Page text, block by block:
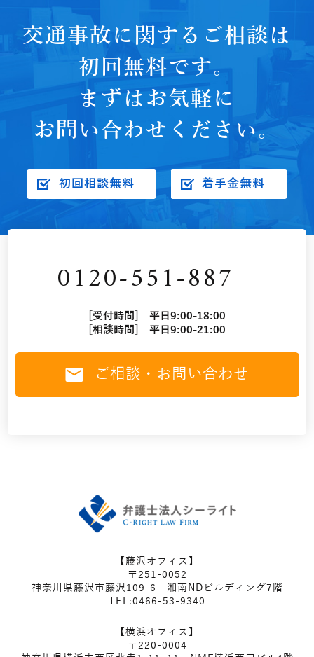
交通事故に関するご相談は
初回無料です。
まずはお気軽に
お問い合わせください。
初回相談無料 着手金無料
0120-551-887
[受付時間] 平日9:00-18:00
[相談時間] 平日9:00-21:00
ご相談・お問い合わせ
【藤沢オフィス】
〒251-0052
神奈川県藤沢市藤沢109-6 湘南NDビルディング7階
TEL:0466-53-9340
【横浜オフィス】
〒220-0004